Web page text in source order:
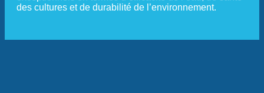
des cultures et de durabilité de l’environnement.